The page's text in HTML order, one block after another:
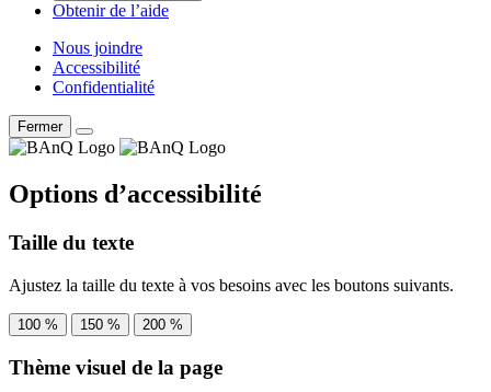
Obtenir de l’aide
Nous joindre
Accessibilité
Confidentialité
Fermer
Options d’accessibilité
Taille du texte
Ajustez la taille du texte à vos besoins avec les boutons suivants.
100 % 150 % 200 %
Thème visuel de la page